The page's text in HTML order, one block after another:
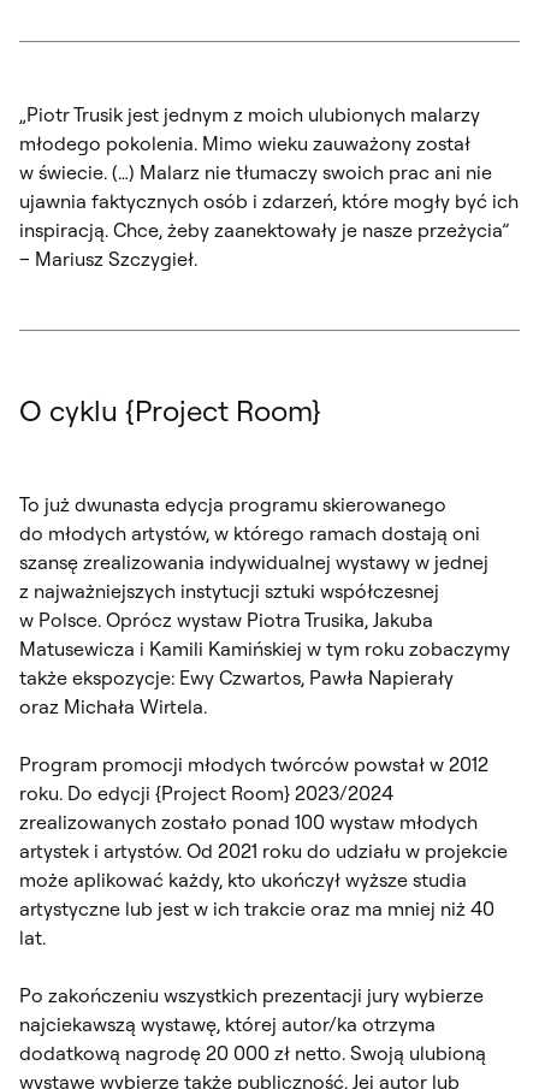
„Piotr Trusik jest jednym z moich ulubionych malarzy
młodego pokolenia. Mimo wieku zauważony został
w świecie. (…) Malarz nie tłumaczy swoich prac ani nie
ujawnia faktycznych osób i zdarzeń, które mogły być ich
inspiracją. Chce, żeby zaanektowały je nasze przeżycia”
– Mariusz Szczygieł.
O cyklu {Project Room}
To już dwunasta edycja programu skierowanego
do młodych artystów, w którego ramach dostają oni
szansę zrealizowania indywidualnej wystawy w jednej
z najważniejszych instytucji sztuki współczesnej
w Polsce. Oprócz wystaw Piotra Trusika, Jakuba
Matusewicza i Kamili Kamińskiej w tym roku zobaczymy
także ekspozycje: Ewy Czwartos, Pawła Napierały
oraz Michała Wirtela.
Program promocji młodych twórców powstał w 2012
roku. Do edycji {Project Room} 2023/2024
zrealizowanych zostało ponad 100 wystaw młodych
artystek i artystów. Od 2021 roku do udziału w projekcie
może aplikować każdy, kto ukończył wyższe studia
artystyczne lub jest w ich trakcie oraz ma mniej niż 40
lat.
Po zakończeniu wszystkich prezentacji jury wybierze
najciekawszą wystawę, której autor/ka otrzyma
dodatkową nagrodę 20 000 zł netto. Swoją ulubioną
wystawę wybierze także publiczność. Jej autor lub